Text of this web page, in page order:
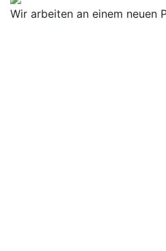
Wir arbeiten an einem neuen